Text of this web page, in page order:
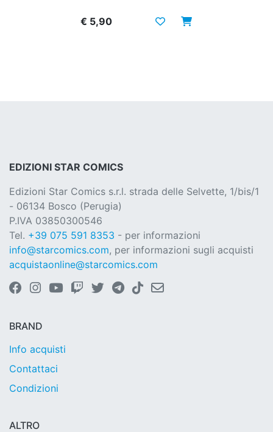
€ 5,90
EDIZIONI STAR COMICS
Edizioni Star Comics s.r.l. strada delle Selvette, 1/bis/1
- 06134 Bosco (Perugia)
P.IVA 03850300546
Tel. +39 075 591 8353 - per informazioni
info@starcomics.com, per informazioni sugli acquisti
acquistaonline@starcomics.com
BRAND
Info acquisti
Contattaci
Condizioni
ALTRO